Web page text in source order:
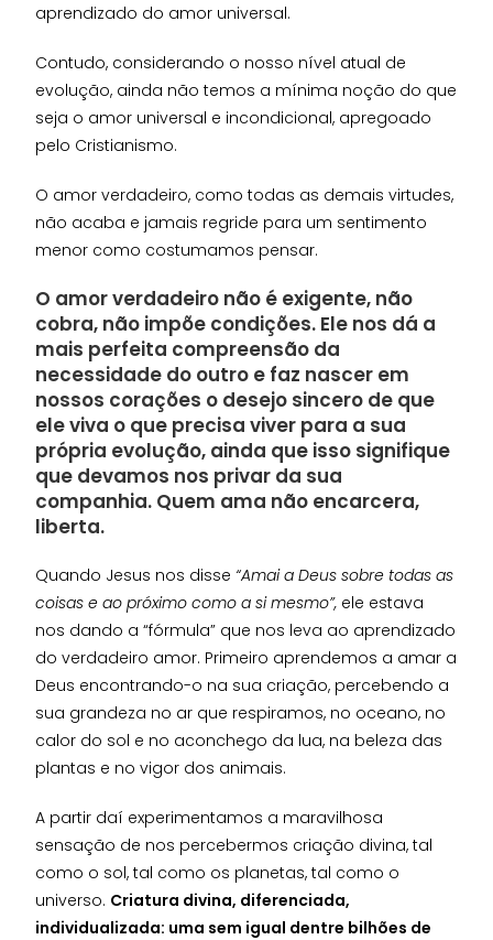
aprendizado do amor universal.
Contudo, considerando o nosso nível atual de
evolução, ainda não temos a mínima noção do que
seja o amor universal e incondicional, apregoado
pelo Cristianismo.
O amor verdadeiro, como todas as demais virtudes,
não acaba e jamais regride para um sentimento
menor como costumamos pensar.
O amor verdadeiro não é exigente, não
cobra, não impõe condições. Ele nos dá a
mais perfeita compreensão da
necessidade do outro e faz nascer em
nossos corações o desejo sincero de que
ele viva o que precisa viver para a sua
própria evolução, ainda que isso signifique
que devamos nos privar da sua
companhia. Quem ama não encarcera,
liberta.
Quando Jesus nos disse “Amai a Deus sobre todas as
coisas e ao próximo como a si mesmo”, ele estava
nos dando a “fórmula” que nos leva ao aprendizado
do verdadeiro amor. Primeiro aprendemos a amar a
Deus encontrando-o na sua criação, percebendo a
sua grandeza no ar que respiramos, no oceano, no
calor do sol e no aconchego da lua, na beleza das
plantas e no vigor dos animais.
A partir daí experimentamos a maravilhosa
sensação de nos percebermos criação divina, tal
como o sol, tal como os planetas, tal como o
universo. Criatura divina, diferenciada,
individualizada: uma sem igual dentre bilhões de